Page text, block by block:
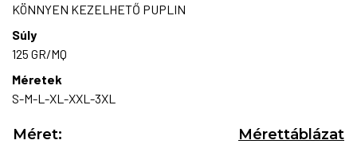
KÖNNYEN KEZELHETŐ PUPLIN
Súly
125 GR/MQ
Méretek
S-M-L-XL-XXL-3XL
Méret: Mérettáblázat